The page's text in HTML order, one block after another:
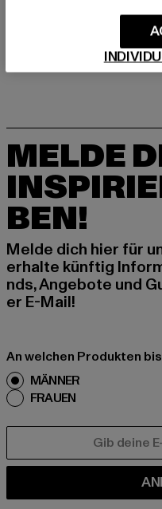
LIEFERUNG &
MELDE
BEN!
Melde dich hier für
erhalte künftig
nds, Angebote und
er E-Mail!
An welchen Produkten
MÄNNER
FRAUEN